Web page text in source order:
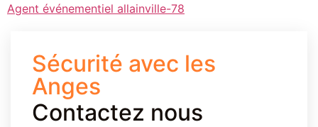
Agent événementiel allainville-78
Sécurité avec les
Anges
Contactez nous